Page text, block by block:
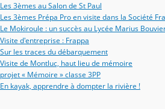
Les 3èmes au Salon de St Paul
Les 3èmes Prépa Pro en visite dans la Société
Le Mokiroule : un succès au Lycée Marius
Visite d'entreprise : Frappa
Sur les traces du débarquement
Visite de Montluc, haut lieu de mémoire
projet « Mémoire » classe 3PP
En kayak, apprendre à dompter la rivière !